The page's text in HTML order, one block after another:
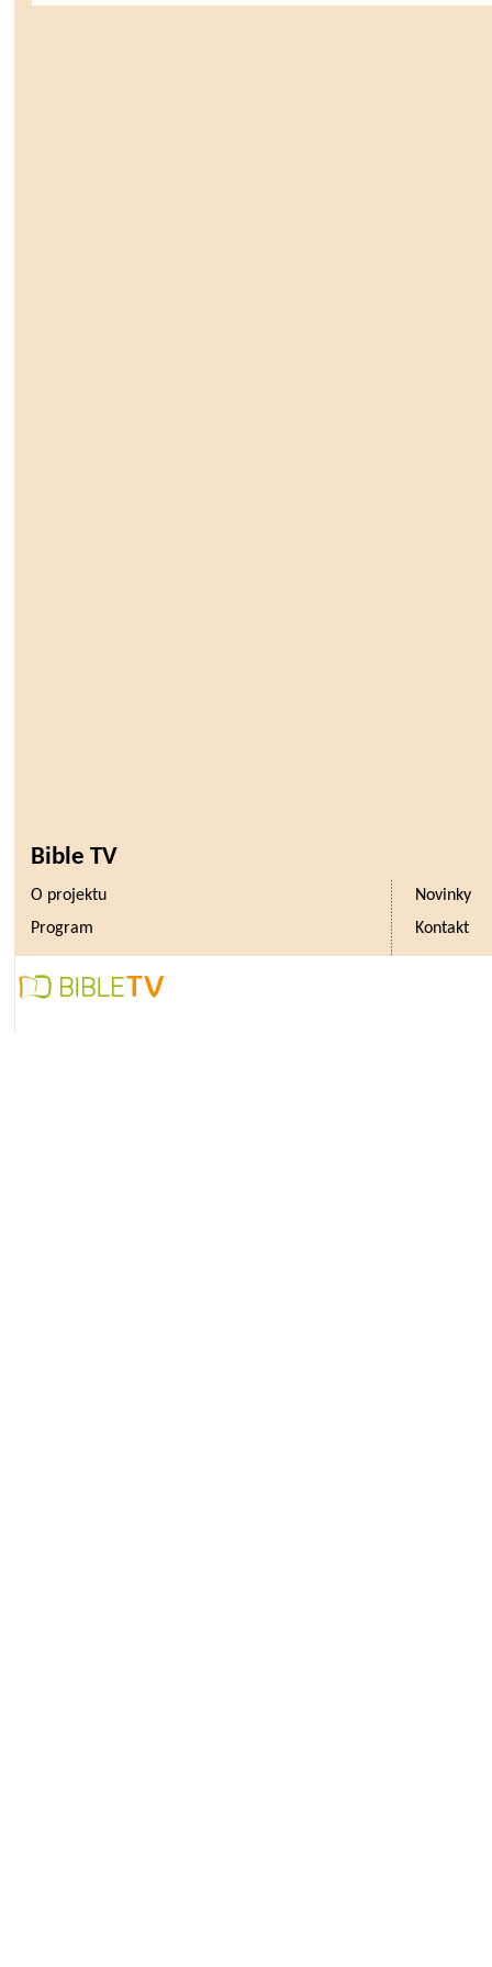
Bible TV
O projektu
Novinky
Program
Kontakt